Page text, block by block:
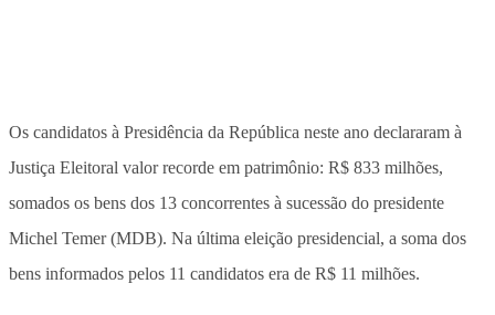
Os candidatos à Presidência da República neste ano declararam à
Justiça Eleitoral valor recorde em patrimônio: R$ 833 milhões,
somados os bens dos 13 concorrentes à sucessão do presidente
Michel Temer (MDB). Na última eleição presidencial, a soma dos
bens informados pelos 11 candidatos era de R$ 11 milhões.